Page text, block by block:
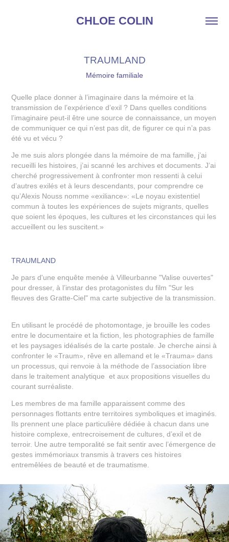
CHLOE COLIN
TRAUMLAND
Mémoire familiale
Quelle place donner à l’imaginaire dans la mémoire et la
transmission de l’expérience d’exil ? Dans quelles conditions
l’imaginaire peut-il être une source de connaissance, un moyen
de communiquer ce qui n’est pas dit, de figurer ce qui n’a pas
été vu et vécu ?
Je me suis alors plongée dans la mémoire de ma famille, j’ai
recueilli les histoires, j’ai scanné les archives et documents. J’ai
cherché progressivement à confronter mon ressenti à celui
d’autres exilés et à leurs descendants, pour comprendre ce
qu’Alexis Nouss nomme «exiliance»: «Le noyau existentiel
commun à toutes les expériences de sujets migrants, quelles
que soient les époques, les cultures et les circonstances qui les
accueillent ou les suscitent.»
TRAUMLAND
Je pars d'une enquête menée à Villeurbanne "Valise ouvertes"
pour dresser, à l’instar des protagonistes du film "Sur les
fleuves des Gratte-Ciel" ma carte subjective de la transmission.
En utilisant le procédé de photomontage, je brouille les codes
entre le documentaire et la fiction, les photographies de famille
et les paysages idéalisés de la carte postale. Je cherche ainsi à
confronter le «Traum», rêve en allemand et le «Trauma» dans
un processus, qui renvoie à la méthode de l’association libre
dans le traitement analytique et aux propositions visuelles du
courant surréaliste.
Les membres de ma famille apparaissent comme des
personnages flottants entre territoires symboliques et imaginés.
Ils prennent une place particulière dédiée à chacun dans une
histoire complexe, entrecroisement de cultures, d’exil et de
terroir. Une autre temporalité se fait sentir avec l’émergence de
gestes immémoriaux transmis à travers ces histoires
entremêlées de beauté et de traumatisme.